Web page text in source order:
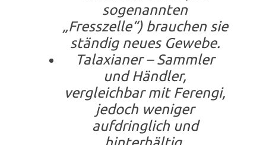
sogenannten
„Fresszelle“) brauchen sie
ständig neues Gewebe.
Talaxianer – Sammler
und Händler,
vergleichbar mit Ferengi,
jedoch weniger
aufdringlich und